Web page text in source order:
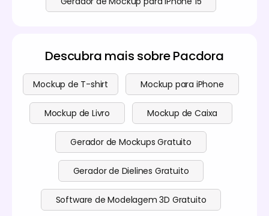
Descubra mais sobre Pacdora
Mockup de T-shirt Mockup para iPhone
Mockup de Livro Mockup de Caixa
Gerador de Mockups Gratuito
Gerador de Dielines Gratuito
Software de Modelagem 3D Gratuito